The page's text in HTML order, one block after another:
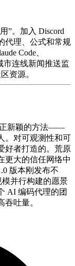
”。加入 Discord
代理、公式和常规
Code、
市连线新闻推送监
资源。
正新颖的方法——
。对可观测性和可
好者打造的。荒原
更大的信任网络中
版本刚发布不
模并行构建的愿景
AI 编码代理的团
吐量。